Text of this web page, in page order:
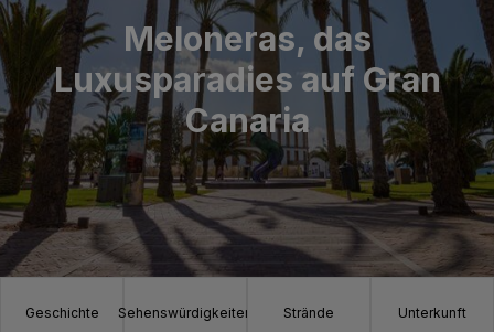
Meloneras, das
Luxusparadies auf Gran
Canaria
Geschichte Sehenswürdigkeiten Strände Unterkunft